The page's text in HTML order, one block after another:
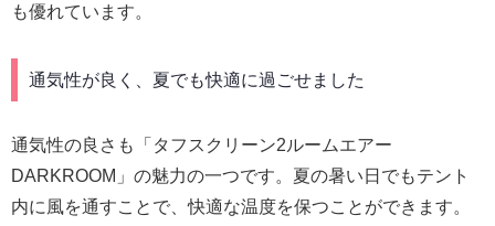
も優れています。
通気性が良く、夏でも快適に過ごせました
通気性の良さも「タフスクリーン2ルームエアー
DARKROOM」の魅力の一つです。夏の暑い日でもテント
内に風を通すことで、快適な温度を保つことができます。